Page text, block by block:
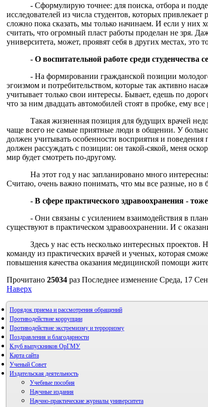
- Сформулирую точнее: для поиска, отбора и
исследователей из числа студентов, которых
сложно пока сказать, мы только начинаем. И если у них
считать, что огромный пласт работы проделан не зря.
университета, может, проявят себя в других местах, это
- О воспитательной работе среди студенчества
- На формировании гражданской позиции
эгоизмом и потребительством, которые так активно
учитывает только свои интересы. Бывает, едешь по
что за ним двадцать автомобилей стоят в пробке, ему все
Такая жизненная позиция для будущих врачей
чаще всего не самые приятные люди в общении. У
должен учитывать особенности восприятия и
должен рассуждать с позиции: он такой-сякой, меня
мир будет смотреть по-другому.
На этот год у нас запланировано много
Считаю, очень важно понимать, что мы все разные, но в
- В сфере практического здравоохранения -
- Они связаны с усилением взаимодействия в
существуют в практическом здравоохранении. И с
Здесь у нас есть несколько интересных
команду из практических врачей и ученых, которая
повышения качества оказания медицинской помощи
Прочитано 25034 раз Последнее изменение Среда, 17
Наверх
Порядок приема и рассмотрения обращений
Противодействие коррупции
Противодействие экстремизму и терроризму
Поздравления и благодарности
Клуб выпускников ОрГМУ
Карта сайта
Ученый Совет
Издательская деятельность
Учебные пособия
Научные издания
Научно-практические журналы университета